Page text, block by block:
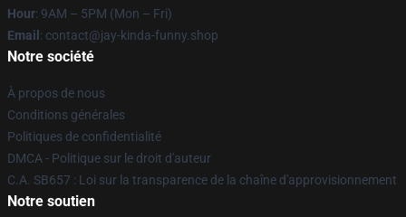
Hour: 9AM – 5PM (Mon – Fri)
Email : contact@jay-kinda-funny.shop
Notre société
À propos de nous
Conditions générales
Politiques de confidentialité
DMCA - Politique sur le droit d'auteur
C.A. SB657 : Loi sur la transparence de la chaîne d'approvisionnement
Notre soutien